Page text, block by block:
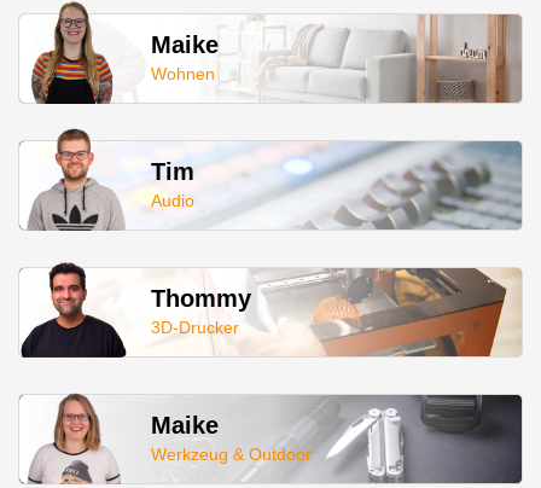
Maike
Wohnen
Tim
Audio
Thommy
3D-Drucker
Maike
Werkzeug & Outdoor